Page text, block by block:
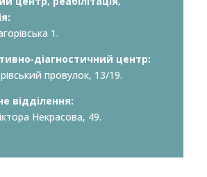
1.
діагностичний центр:
провулок, 13/19.
відділення:
Некрасова, 49.